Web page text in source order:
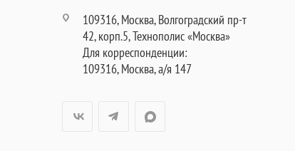
109316, Москва, Волгоградский пр-т
42, корп.5, Технополис «Москва»
Для корреспонденции:
109316, Москва, а/я 147